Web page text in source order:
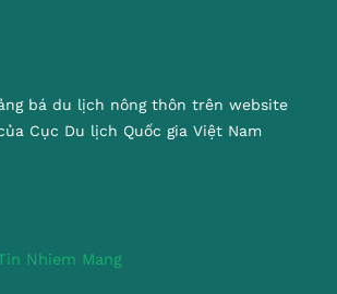
bá du lịch nông thôn trên website
Cục Du lịch Quốc gia Việt Nam